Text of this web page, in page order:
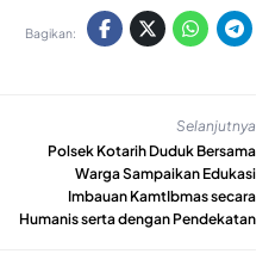
Bagikan:
Selanjutnya
Polsek Kotarih Duduk Bersama
Warga Sampaikan Edukasi
Imbauan KamtIbmas secara
Humanis serta dengan Pendekatan